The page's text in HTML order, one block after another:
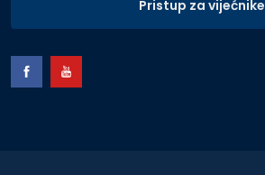
Pristup za vijećnike